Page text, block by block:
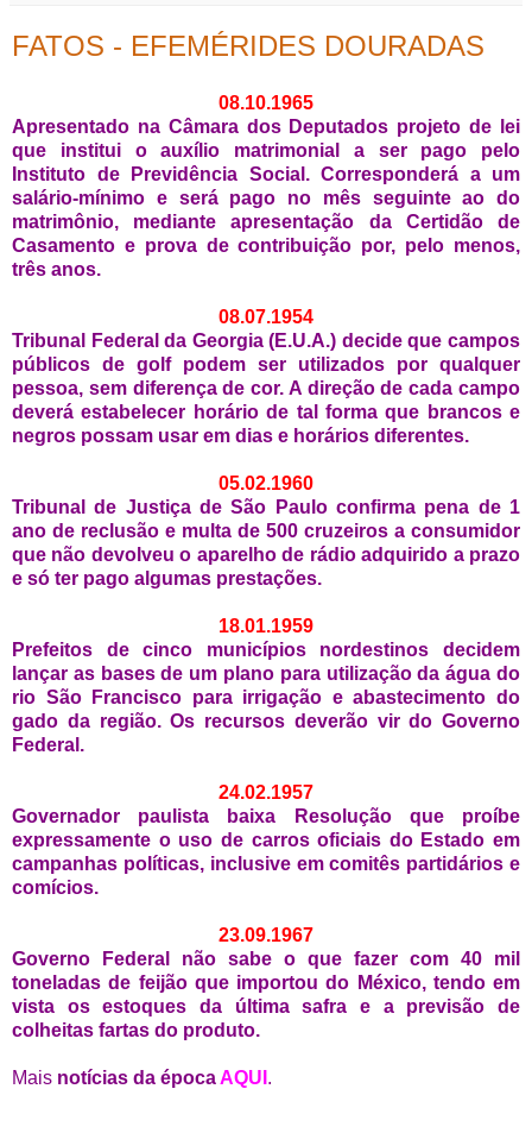
FATOS - EFEMÉRIDES DOURADAS
08.10.1965
Apresentado na Câmara dos Deputados projeto de lei
que institui o auxílio matrimonial a ser pago pelo
Instituto de Previdência Social. Corresponderá a um
salário-mínimo e será pago no mês seguinte ao do
matrimônio, mediante apresentação da Certidão de
Casamento e prova de contribuição por, pelo menos,
três anos.
08.07.1954
Tribunal Federal da Georgia (E.U.A.) decide que campos
públicos de golf podem ser utilizados por qualquer
pessoa, sem diferença de cor. A direção de cada campo
deverá estabelecer horário de tal forma que brancos e
negros possam usar em dias e horários diferentes.
05.02.1960
Tribunal de Justiça de São Paulo confirma pena de 1
ano de reclusão e multa de 500 cruzeiros a consumidor
que não devolveu o aparelho de rádio adquirido a prazo
e só ter pago algumas prestações.
18.01.1959
Prefeitos de cinco municípios nordestinos decidem
lançar as bases de um plano para utilização da água do
rio São Francisco para irrigação e abastecimento do
gado da região. Os recursos deverão vir do Governo
Federal.
24.02.1957
Governador paulista baixa Resolução que proíbe
expressamente o uso de carros oficiais do Estado em
campanhas políticas, inclusive em comitês partidários e
comícios.
23.09.1967
Governo Federal não sabe o que fazer com 40 mil
toneladas de feijão que importou do México, tendo em
vista os estoques da última safra e a previsão de
colheitas fartas do produto.
Mais notícias da épocaAQUI .